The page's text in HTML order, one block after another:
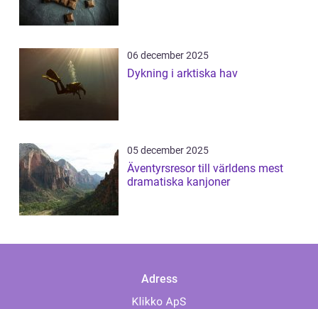
06 december 2025
Dykning i arktiska hav
05 december 2025
Äventyrsresor till världens mest
dramatiska kanjoner
Adress